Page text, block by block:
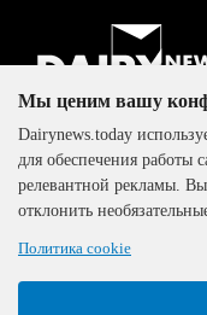
The DairyNews, все
защищены, 2000-2024
Мы ценим вашу
Dairynews.today
для обеспечения работы
релевантной рекламы.
отклонить
Политика cookie